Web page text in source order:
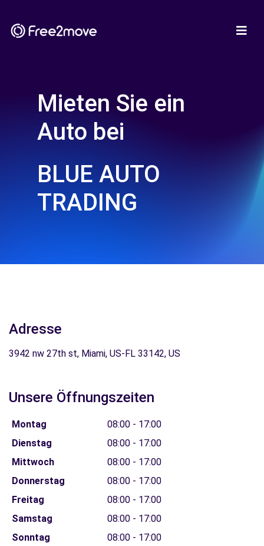
Mieten Sie ein
Auto bei
BLUE AUTO
TRADING
Adresse
3942 nw 27th st, Miami, US-FL 33142, US
Unsere Öffnungszeiten
Montag
08:00 - 17:00
Dienstag
08:00 - 17:00
Mittwoch
08:00 - 17:00
Donnerstag
08:00 - 17:00
Freitag
08:00 - 17:00
Samstag
08:00 - 17:00
Sonntag
08:00 - 17:00